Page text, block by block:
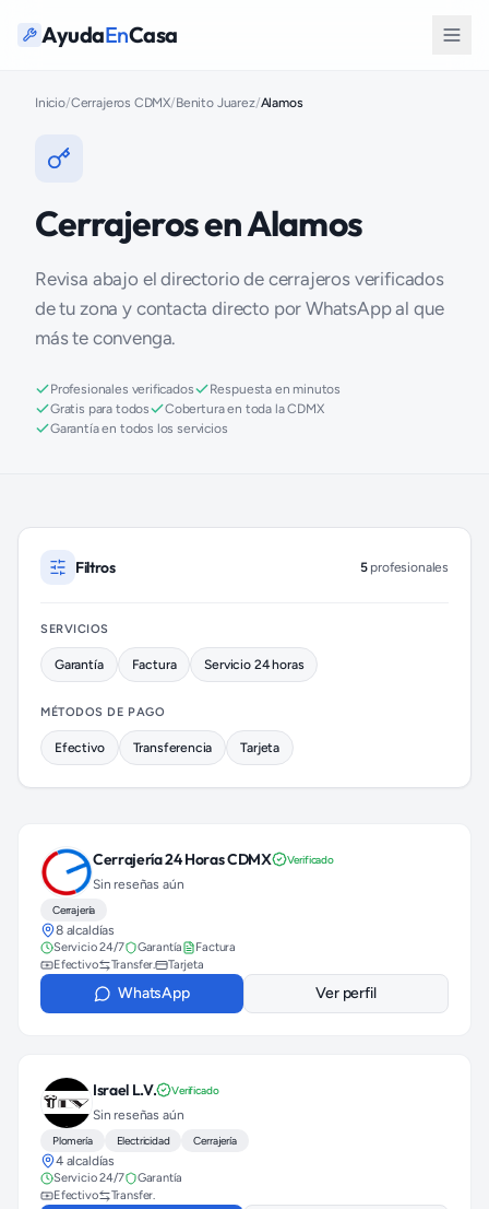
AyudaEnCasa
Inicio/Cerrajeros CDMX/Benito Juarez/Alamos
Cerrajeros en Alamos
Revisa abajo el directorio de cerrajeros verificados
de tu zona y contacta directo por WhatsApp al que
más te convenga.
Profesionales verificados
Respuesta en minutos
Gratis para todos
Cobertura en toda la CDMX
Garantía en todos los servicios
Cerrajeros disponibles en Benito Juárez (colonia Álamos)
Filtros 5 profesionales
SERVICIOS
Garantía Factura Servicio 24 horas
MÉTODOS DE PAGO
Efectivo Transferencia Tarjeta
Cerrajería 24 Horas CDMX Verificado
Sin reseñas aún
Cerrajería
8 alcaldías
Servicio 24/7 Garantía
Factura
Efectivo
Transfer. Tarjeta
WhatsApp Ver perfil
Israel L.V. Verificado
Sin reseñas aún
Plomería Electricidad Cerrajería
4 alcaldías
Servicio 24/7
Garantía
Efectivo
Transfer.